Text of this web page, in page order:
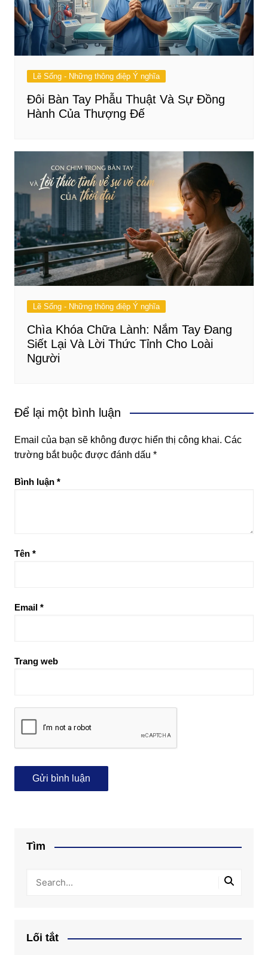
Lẽ Sống - Những thông điệp Ý nghĩa
Đôi Bàn Tay Phẫu Thuật Và Sự Đồng
Hành Của Thượng Đế
Lẽ Sống - Những thông điệp Ý nghĩa
Chìa Khóa Chữa Lành: Nắm Tay Đang
Siết Lại Và Lời Thức Tỉnh Cho Loài
Người
Để lại một bình luận
Email của bạn sẽ không được hiển thị công khai. Các
trường bắt buộc được đánh dấu *
Bình luận *
Tên *
Email *
Trang web
Tìm
Lối tắt